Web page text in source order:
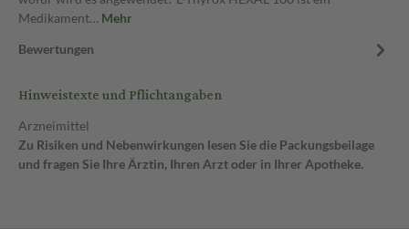
Medikament… Mehr
Bewertungen
Hinweistexte und Pflichtangaben
Arzneimittel
Zu Risiken und Nebenwirkungen lesen Sie die Packungsbeilage
und fragen Sie Ihre Ärztin, Ihren Arzt oder in Ihrer Apotheke.